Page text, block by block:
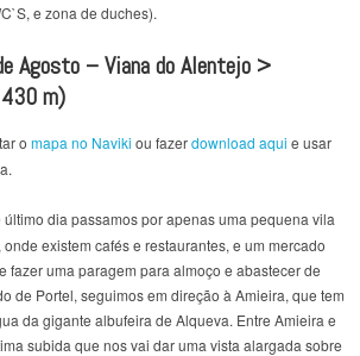
e zona de duches).
Agosto –Viana do Alentejo >
m)
o mapa no Naviki ou fazerdownload aqui e usar
último dia passamos por apenas uma pequena vila
existem cafés e restaurantes, e um mercado
fazer uma paragem para almoço e abastecer de
de Portel, seguimos em direção à Amieira, que tem
da gigante albufeira de Alqueva. Entre Amieira e
subida que nos vai dar uma vista alargada sobre